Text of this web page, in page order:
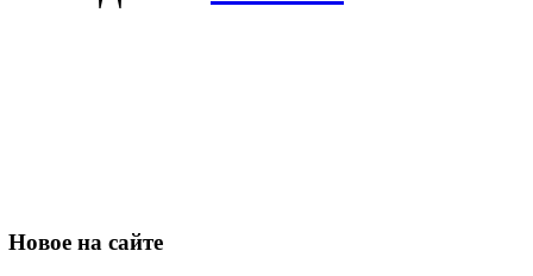
Новое на сайте